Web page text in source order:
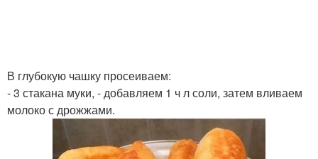
В глубокую чашку просеиваем:
- 3 стакана муки, - добавляем 1 ч л соли, затем вливаем
молоко с дрожжами.